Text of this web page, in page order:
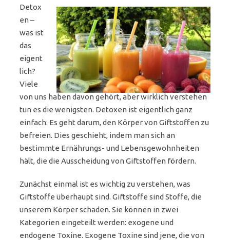
Detox
en –
was ist
das
eigent
lich?
Viele
von uns haben davon gehört, aber wirklich verstehen
tun es die wenigsten. Detoxen ist eigentlich ganz
einfach: Es geht darum, den Körper von Giftstoffen zu
befreien. Dies geschieht, indem man sich an
bestimmte Ernährungs- und Lebensgewohnheiten
hält, die die Ausscheidung von Giftstoffen fördern.
Zunächst einmal ist es wichtig zu verstehen, was
Giftstoffe überhaupt sind. Giftstoffe sind Stoffe, die
unserem Körper schaden. Sie können in zwei
Kategorien eingeteilt werden: exogene und
endogene Toxine. Exogene Toxine sind jene, die von